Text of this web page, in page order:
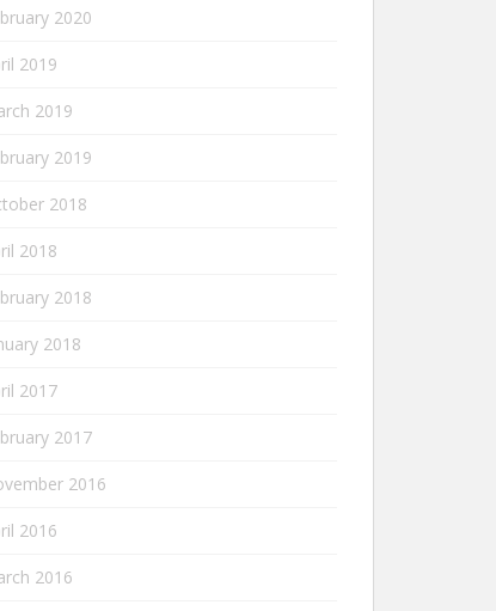
2020
2019
2019
2019
2018
2018
2018
2018
2017
2017
2016
2016
2016